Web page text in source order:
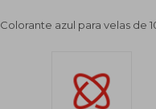
Colorante azul para velas de